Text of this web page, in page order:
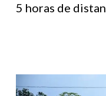
5 horas de